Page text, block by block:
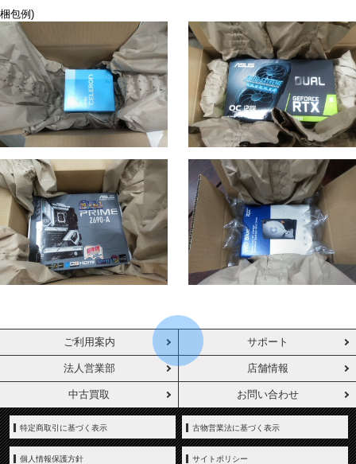
梱包例)
ご利用案内 サポート
法人営業部 店舗情報
中古買取 お問い合わせ
特定商取引に基づく表示 古物営業法に基づく表示
個人情報保護方針 サイトポリシー